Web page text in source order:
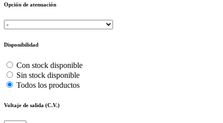
Opción de atenuación
Disponibilidad
Con stock disponible
Sin stock disponible
Todos los productos
Voltaje de salida (C.V.)